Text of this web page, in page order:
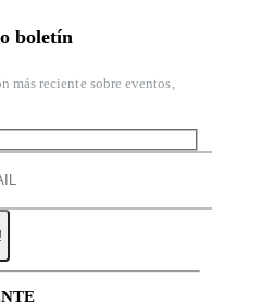
boletín
más reciente sobre eventos,